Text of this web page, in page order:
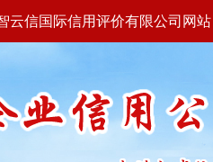
云信国际信用评价有限公司网站